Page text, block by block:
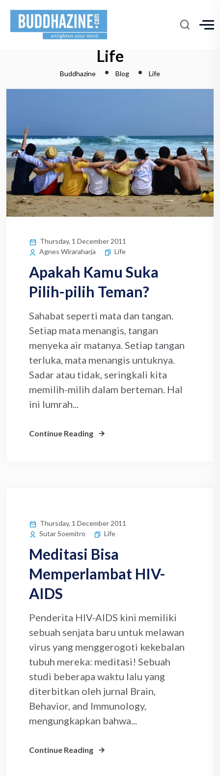
Life
Buddhazine Blog Life
Thursday, 1 December 2011
Agnes Wiraraharja
Life
Apakah Kamu Suka
Pilih-pilih Teman?
Sahabat seperti mata dan tangan.
Setiap mata menangis, tangan
menyeka air matanya. Setiap tangan
terluka, mata menangis untuknya.
Sadar atau tidak, seringkali kita
memilih-milih dalam berteman. Hal
ini lumrah...
Continue Reading
Thursday, 1 December 2011
Sutar Soemitro
Life
Meditasi Bisa
Memperlambat HIV-
AIDS
Penderita HIV-AIDS kini memiliki
sebuah senjata baru untuk melawan
virus yang menggerogoti kekebalan
tubuh mereka: meditasi! Sebuah
studi beberapa waktu lalu yang
diterbitkan oleh jurnal Brain,
Behavior, and Immunology,
mengungkapkan bahwa...
Continue Reading